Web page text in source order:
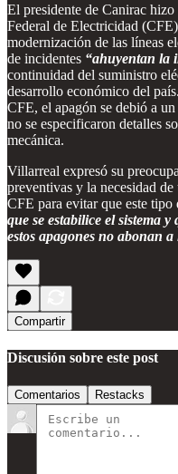
El presidente de Canirac
Federal de Electricidad
modernización de las líneas
de incidentes “ahuyentan la
continuidad del suministro
desarrollo económico del
CFE, el apagón se debió a
no se especificaron detalles
mecánica.
Villarreal expresó su
preventivas y la necesidad
CFE para evitar que este tipo
que se estabilice el sistema
estos apagones no abonan
Compartir
Discusión sobre este post
Comentarios Restacks